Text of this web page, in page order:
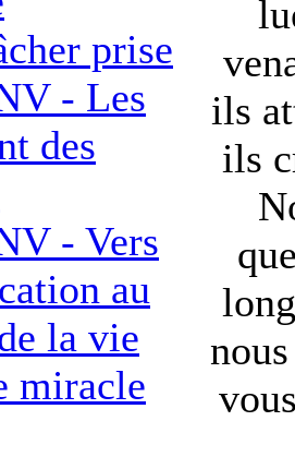
prise
- Les
des
- Vers
au
la vie
miracle
ils
ils